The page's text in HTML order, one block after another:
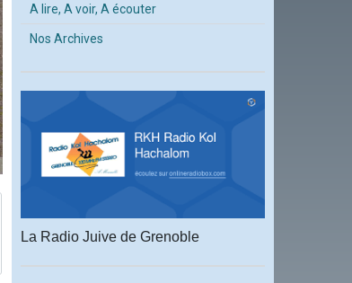
A lire, A voir, A écouter
Nos Archives
La Radio Juive de Grenoble